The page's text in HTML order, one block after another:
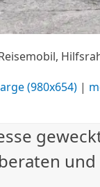
(980x654) |